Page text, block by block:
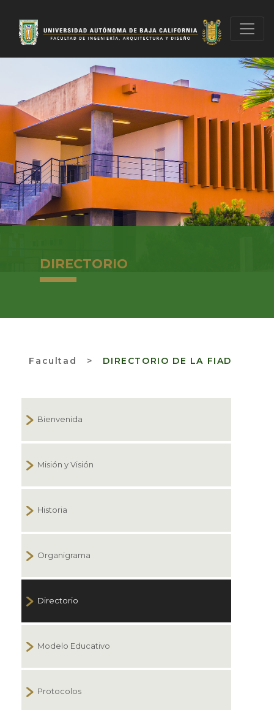
DIRECTORIO
Facultad > DIRECTORIO DE LA FIAD
Bienvenida
Misión y Visión
Historia
Organigrama
Directorio
Modelo Educativo
Protocolos